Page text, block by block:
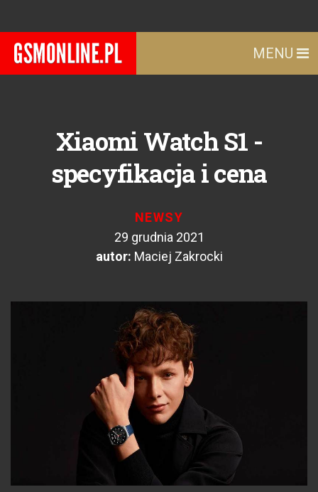
MENU
Xiaomi Watch S1 -
specyfikacja i cena
NEWSY
29 grudnia 2021
autor: Maciej Zakrocki